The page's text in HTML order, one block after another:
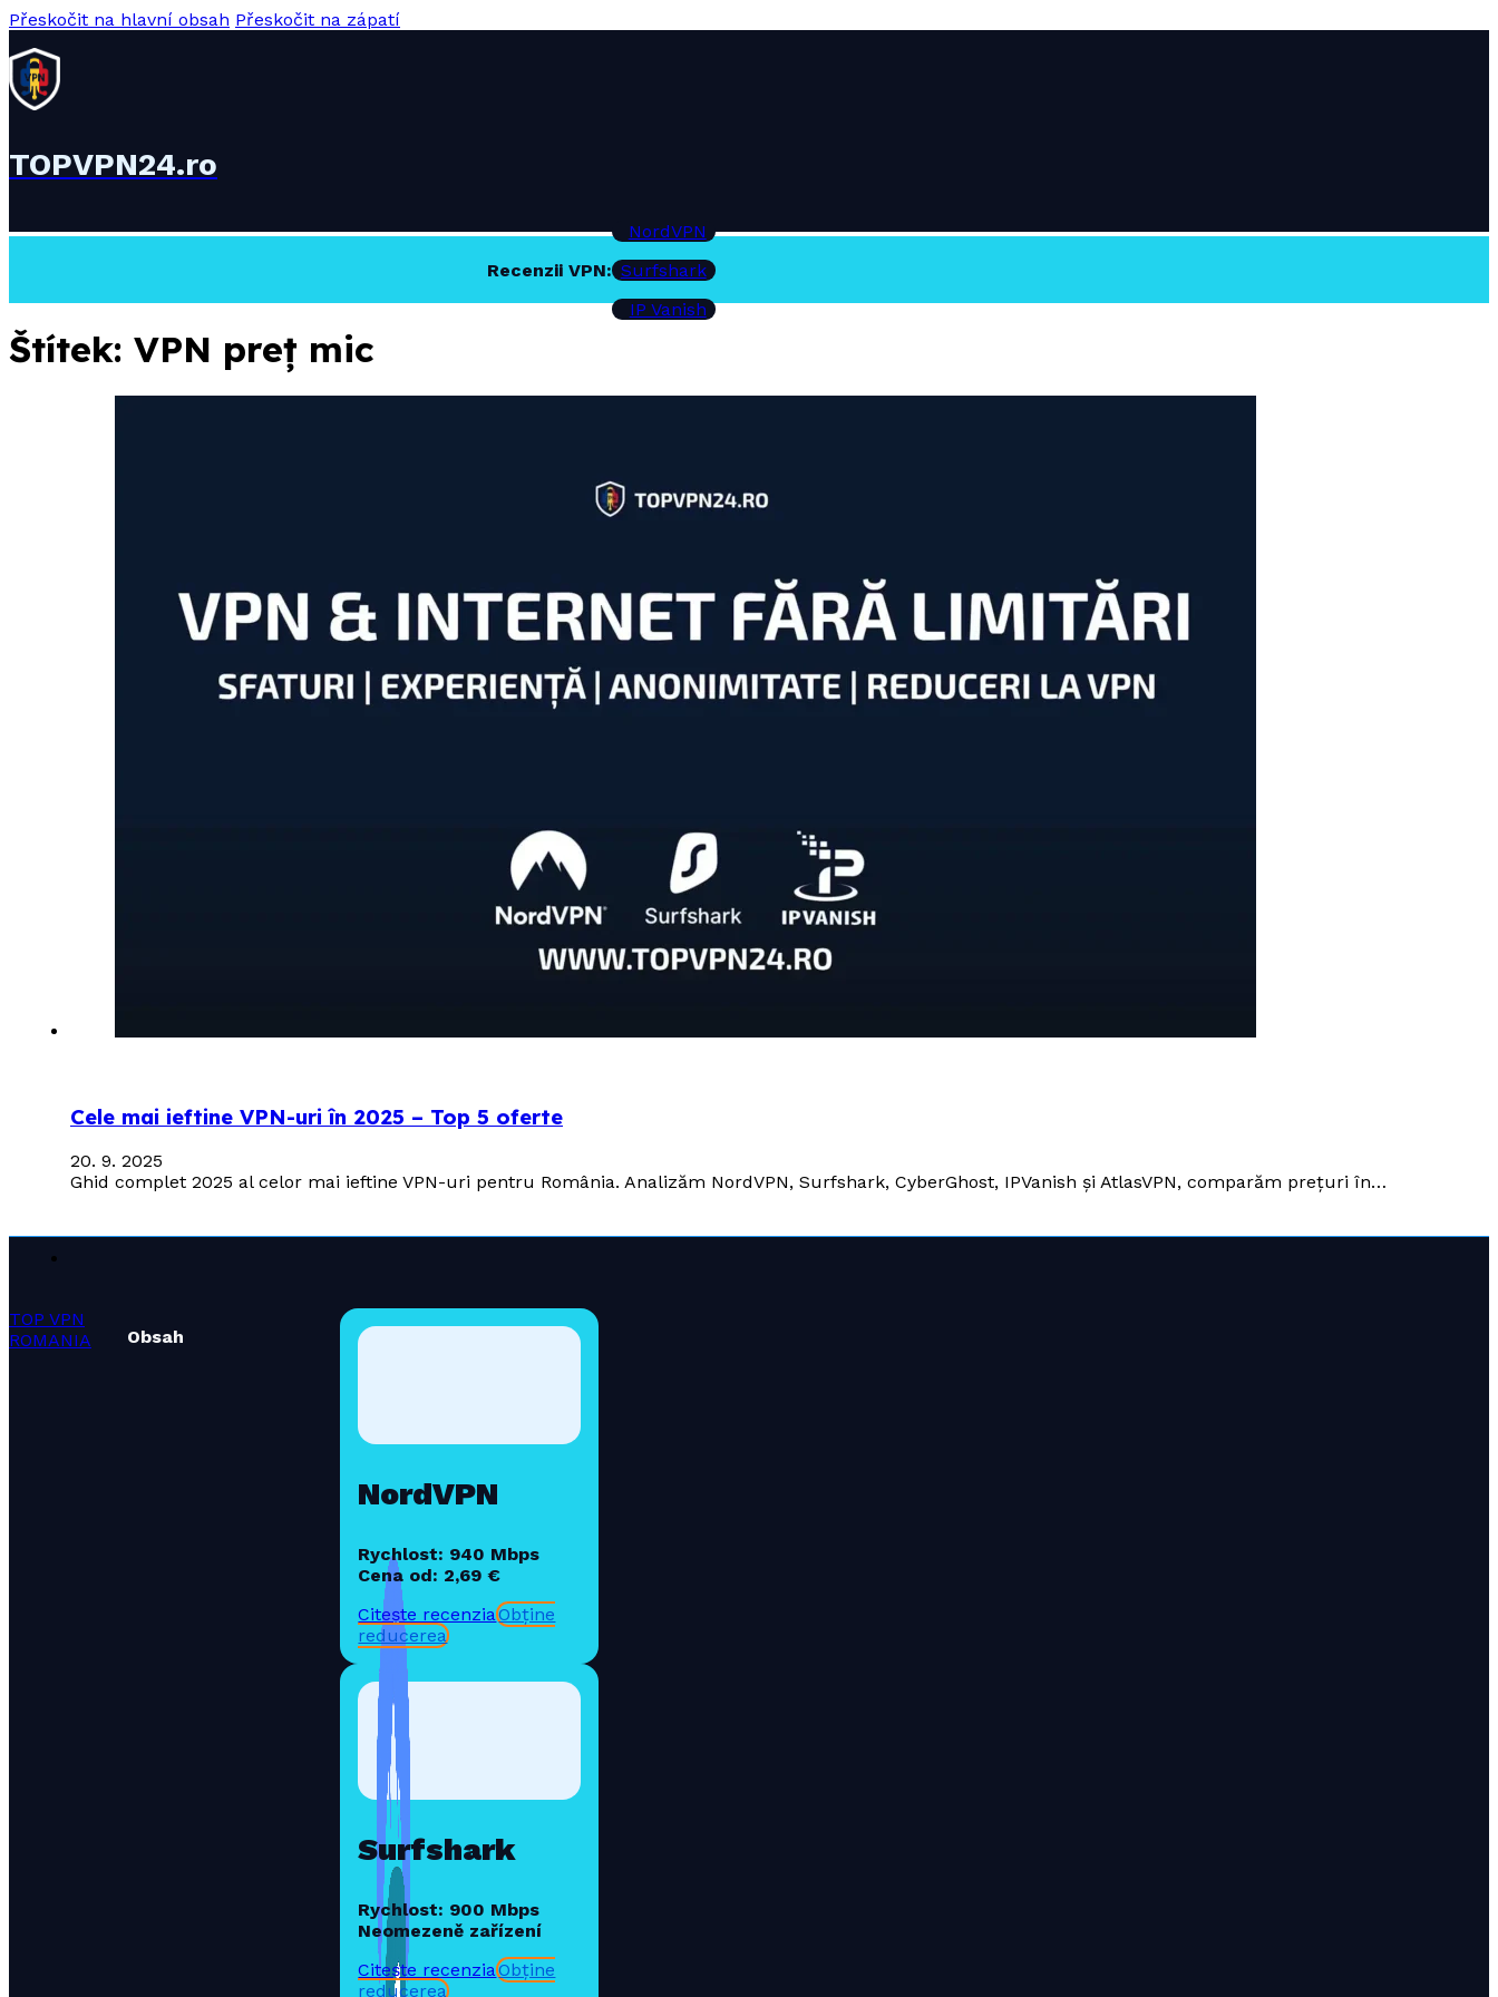
Přeskočit na hlavní obsah Přeskočit na zápatí
TOPVPN24.ro
Recenzii VPN:
NordVPN
Surfshark
IP Vanish
Štítek: VPN preț mic
Cele mai ieftine VPN-uri în 2025 – Top 5 oferte
20. 9. 2025
Ghid complet 2025 al celor mai ieftine VPN-uri pentru România. Analizăm NordVPN, Surfshark, CyberGhost, IPVanish și AtlasVPN, comparăm prețuri în…
TOP VPN
ROMANIA
Obsah
NordVPN
Rychlost: 940 Mbps
Cena od: 2,69 €
Citește recenziaObține
reducerea
Surfshark
Rychlost: 900 Mbps
Neomezeně zařízení
Citește recenziaObține
reducerea